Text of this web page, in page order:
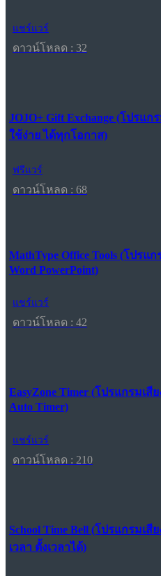
แชร์แวร์
ดาวน์โหลด : 32
JOJO+ Gift Exchange (โปรแ
ใช้ง่าย ได้ทุกโอกาส)
ฟรีแวร์
ดาวน์โหลด : 68
MathType Office Tools (โปรแ
Word PowerPoint)
แชร์แวร์
ดาวน์โหลด : 42
EasyZone Timer (โปรแกรมเ
Auto Timer)
แชร์แวร์
ดาวน์โหลด : 210
School Time Bell (โปรแกรมเสี
เวลา ตั้งเวลาได้)